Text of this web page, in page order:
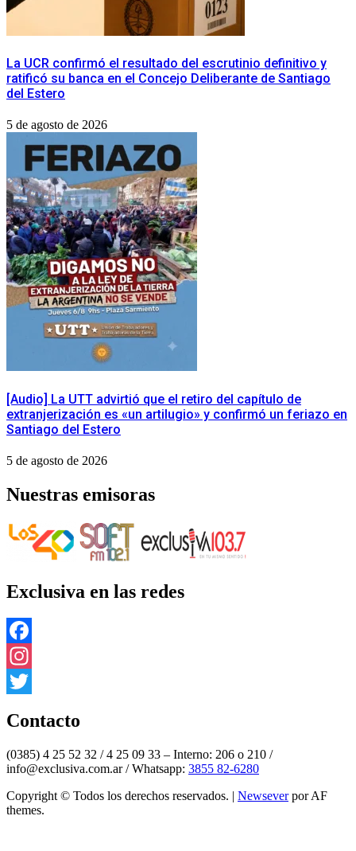
La UCR confirmó el resultado del escrutinio definitivo y
ratificó su banca en el Concejo Deliberante de Santiago
del Estero
5 de agosto de 2026
[Audio] La UTT advirtió que el retiro del capítulo de
extranjerización es «un artilugio» y confirmó un feriazo en
Santiago del Estero
5 de agosto de 2026
Nuestras emisoras
Exclusiva en las redes
Facebook
Instagram
Contacto
(0385) 4 25 52 32 / 4 25 09 33 – Interno: 206 o 210 /
info@exclusiva.com.ar / Whatsapp: 3855 82-6280
Copyright © Todos los derechos reservados. | Newseverpor AF
themes.